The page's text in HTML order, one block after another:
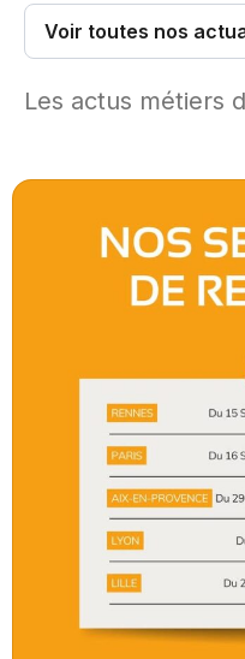
Voir toutes nos
Les actus métiers